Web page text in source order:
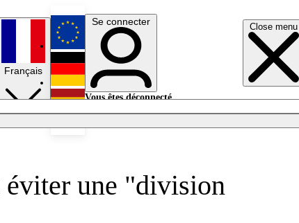
Close menu
Français
English
Deutsch
Se connecter
Vous êtes déconnecté.
éviter une "division